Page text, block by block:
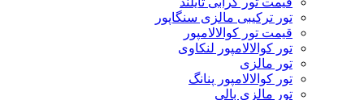
تور ترکیبی مالزی سنگاپور
قیمت تور کوالالامپور
تور کوالالامپور لنکاوی
تور مالزی
تور کوالالامپور پنانگ
تور مالزی بالی